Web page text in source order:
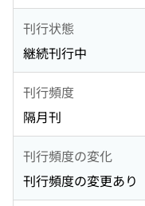
刊行状態
継続刊行中
刊行頻度
隔月刊
刊行頻度の変化
刊行頻度の変更あり